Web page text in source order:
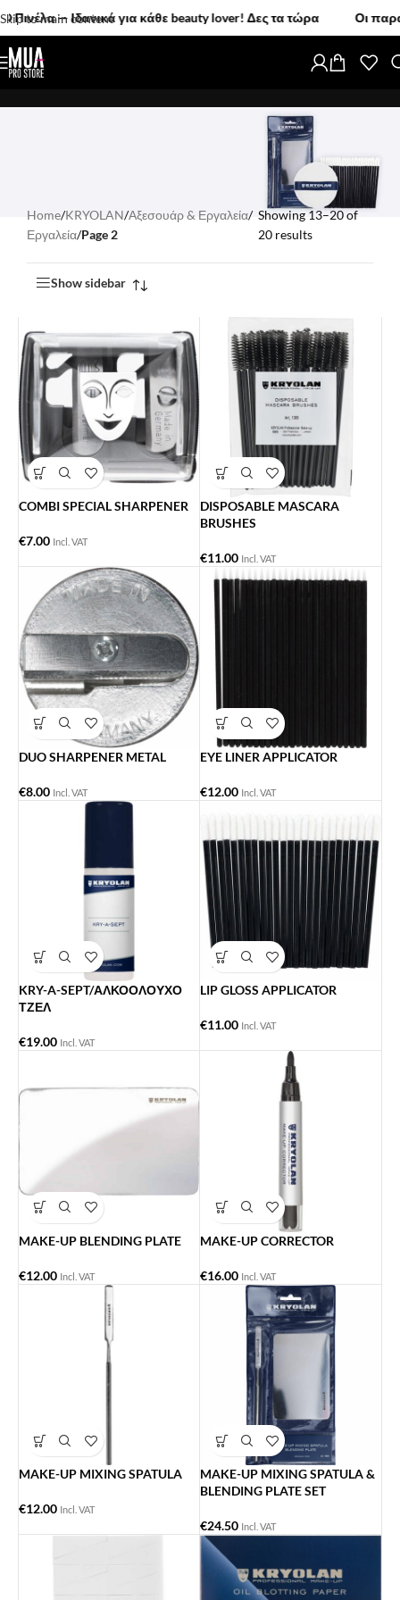
Skip to main content
Ιδανικά για κάθε beauty lover! Δες τα τώρα Οι
Home/KRYOLAN/Αξεσουάρ & Εργαλεία/
Εργαλεία/Page 2
Showing 13–20 of
20 results
Show sidebar
COMBI SPECIAL SHARPENER
€7.00 Incl. VAT
DISPOSABLE MASCARA
BRUSHES
€11.00 Incl. VAT
DUO SHARPENER METAL
€8.00 Incl. VAT
EYE LINER APPLICATOR
€12.00 Incl. VAT
KRY-A-SEPT/ΑΛΚΟΟΛΟΥΧΟ
ΤΖΕΛ
€19.00 Incl. VAT
LIP GLOSS APPLICATOR
€11.00 Incl. VAT
MAKE-UP BLENDING PLATE
€12.00 Incl. VAT
MAKE-UP CORRECTOR
€16.00 Incl. VAT
MAKE-UP MIXING SPATULA
€12.00 Incl. VAT
MAKE-UP MIXING SPATULA &
BLENDING PLATE SET
€24.50 Incl. VAT